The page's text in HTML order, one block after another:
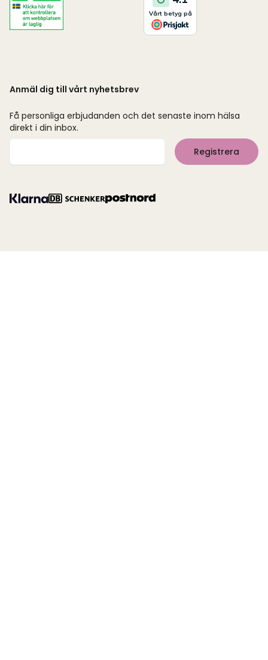
Anmäl dig till vårt nyhetsbrev
Få personliga erbjudanden och det senaste inom hälsa
direkt i din inbox.
Registrera